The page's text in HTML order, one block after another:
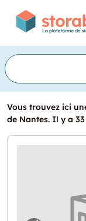
Vous trouvez ici
de Nantes. Il y a